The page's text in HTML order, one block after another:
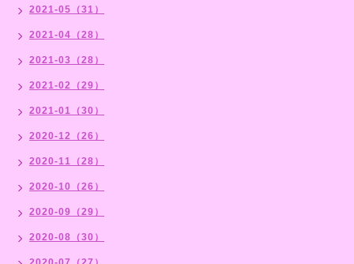
2021-05（31）
2021-04（28）
2021-03（28）
2021-02（29）
2021-01（30）
2020-12（26）
2020-11（28）
2020-10（26）
2020-09（29）
2020-08（30）